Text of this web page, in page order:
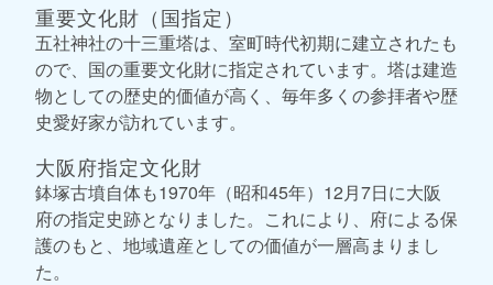
重要文化財（国指定）
五社神社の十三重塔は、室町時代初期に建立されたも
ので、国の重要文化財に指定されています。塔は建造
物としての歴史的価値が高く、毎年多くの参拝者や歴
史愛好家が訪れています。
大阪府指定文化財
鉢塚古墳自体も1970年（昭和45年）12月7日に大阪
府の指定史跡となりました。これにより、府による保
護のもと、地域遺産としての価値が一層高まりまし
た。